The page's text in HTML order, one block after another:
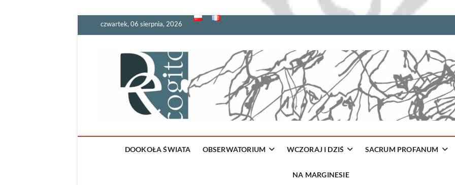
czwartek, 06 sierpnia, 2026
DOOKOŁA ŚWIATA OBSERWATORIUM WCZORAJ I DZIŚ SACRUM PROFANUM
NA MARGINESIE